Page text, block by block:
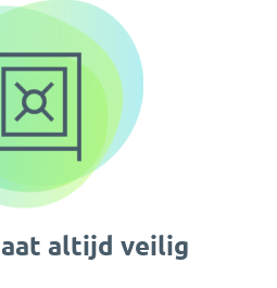
altijd veilig